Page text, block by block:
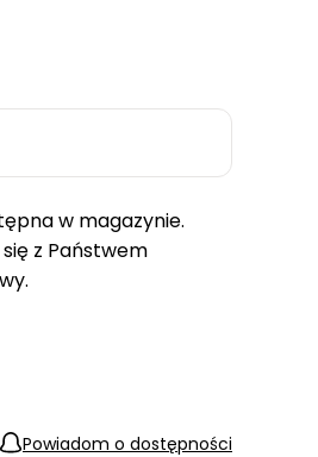
w magazynie.
z Państwem
Powiadom o dostępności